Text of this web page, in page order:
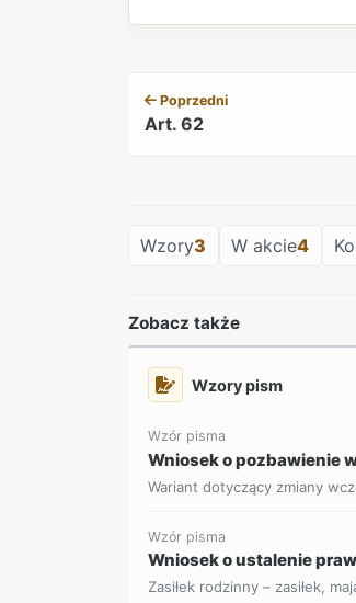
Poprzedni
Art. 62
Wzory3 W akcie4
Zobacz także
Wzory pism
Wzór pisma
Wniosek o pozbawienie
Wariant dotyczący zmiany
Wzór pisma
Wniosek o ustalenie
Zasiłek rodzinny – zasiłek,